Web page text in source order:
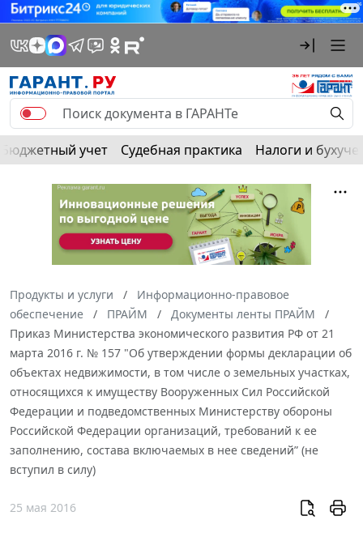
Бюджетный учет Судебная практика Налоги и
Продукты и услуги
Информационно-правовое
обеспечение
ПРАЙМ
Документы ленты ПРАЙМ
Приказ Министерства экономического развития РФ от 21
марта 2016 г. № 157 "Об утверждении формы декларации об
объектах недвижимости, в том числе о земельных участках,
относящихся к имуществу Вооруженных Сил Российской
Федерации и подведомственных Министерству обороны
Российской Федерации организаций, требований к ее
заполнению, состава включаемых в нее сведений” (не
вступил в силу)
25 мая 2016